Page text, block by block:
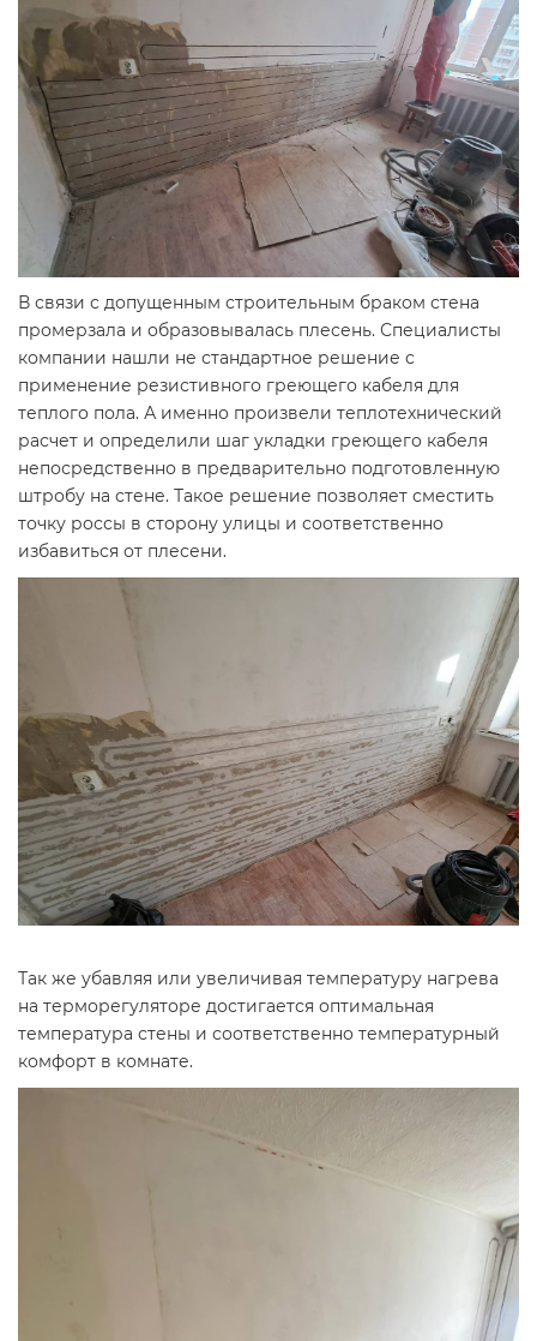
В связи с допущенным строительным браком стена
промерзала и образовывалась плесень. Специалисты
компании нашли не стандартное решение с
применение резистивного греющего кабеля для
теплого пола. А именно произвели теплотехнический
расчет и определили шаг укладки греющего кабеля
непосредственно в предварительно подготовленную
штробу на стене. Такое решение позволяет сместить
точку россы в сторону улицы и соответственно
избавиться от плесени.
Так же убавляя или увеличивая температуру нагрева
на терморегуляторе достигается оптимальная
температура стены и соответственно температурный
комфорт в комнате.